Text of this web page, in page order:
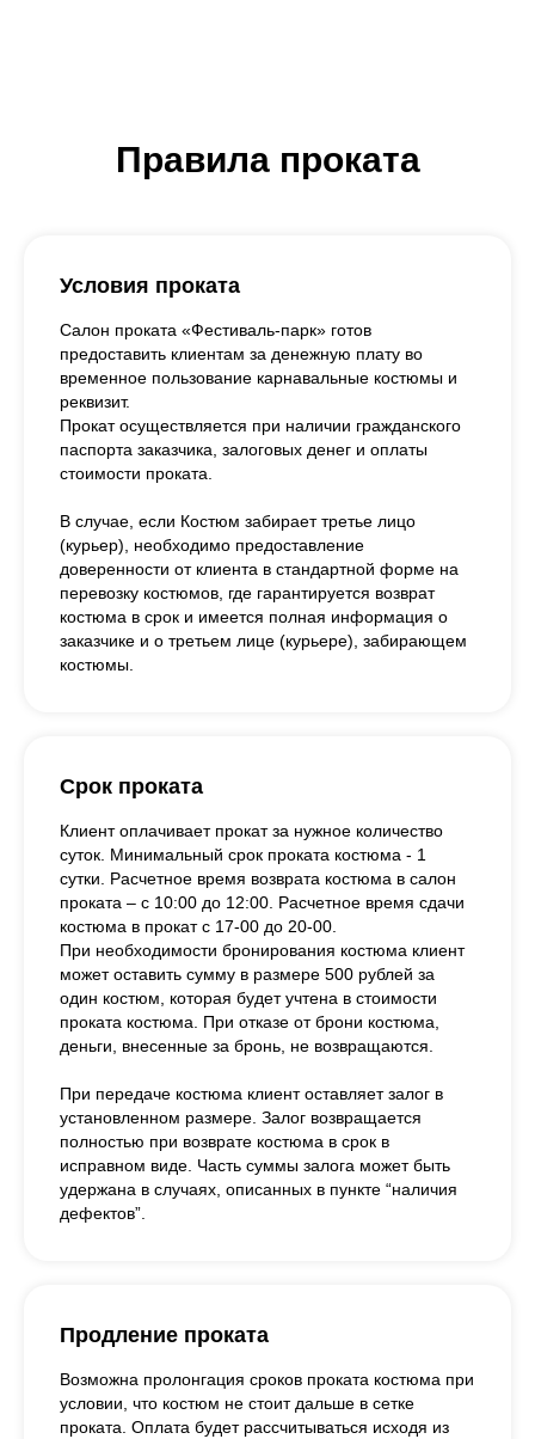
Правила проката
Условия проката
Салон проката «Фестиваль-парк» готов
предоставить клиентам за денежную плату во
временное пользование карнавальные костюмы и
реквизит.
Прокат осуществляется при наличии гражданского
паспорта заказчика, залоговых денег и оплаты
стоимости проката.
В случае, если Костюм забирает третье лицо
(курьер), необходимо предоставление
доверенности от клиента в стандартной форме на
перевозку костюмов, где гарантируется возврат
костюма в срок и имеется полная информация о
заказчике и о третьем лице (курьере), забирающем
костюмы.
Срок проката
Клиент оплачивает прокат за нужное количество
суток. Минимальный срок проката костюма - 1
сутки. Расчетное время возврата костюма в салон
проката – с 10:00 до 12:00. Расчетное время сдачи
костюма в прокат с 17-00 до 20-00.
При необходимости бронирования костюма клиент
может оставить сумму в размере 500 рублей за
один костюм, которая будет учтена в стоимости
проката костюма. При отказе от брони костюма,
деньги, внесенные за бронь, не возвращаются.
При передаче костюма клиент оставляет залог в
установленном размере. Залог возвращается
полностью при возврате костюма в срок в
исправном виде. Часть суммы залога может быть
удержана в случаях, описанных в пункте “наличия
дефектов”.
Продление проката
Возможна пролонгация сроков проката костюма при
условии, что костюм не стоит дальше в сетке
проката. Оплата будет рассчитываться исходя из